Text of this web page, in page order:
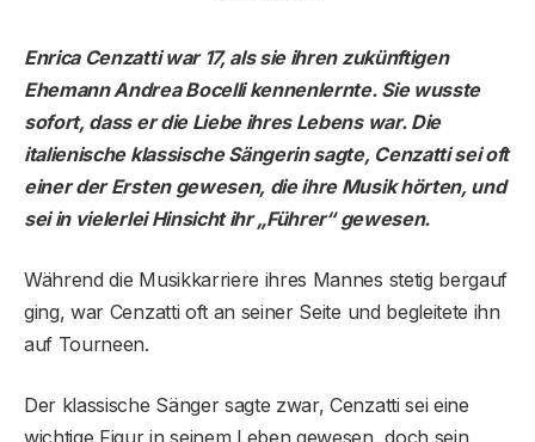
Enrica Cenzatti war 17, als sie ihren zukünftigen
Ehemann Andrea Bocelli kennenlernte. Sie wusste
sofort, dass er die Liebe ihres Lebens war. Die
italienische klassische Sängerin sagte, Cenzatti sei oft
einer der Ersten gewesen, die ihre Musik hörten, und
sei in vielerlei Hinsicht ihr „Führer“ gewesen.
Während die Musikkarriere ihres Mannes stetig bergauf
ging, war Cenzatti oft an seiner Seite und begleitete ihn
auf Tourneen.
Der klassische Sänger sagte zwar, Cenzatti sei eine
wichtige Figur in seinem Leben gewesen, doch sein